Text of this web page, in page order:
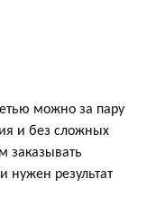
можно за пару
и без сложных
заказывать
результат